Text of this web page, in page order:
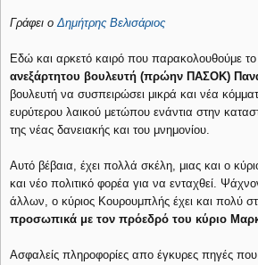
Γράφει οΔημήτρης Βελισάριος
Εδώ και αρκετό καιρό που παρακολουθούμε
ανεξάρτητου βουλευτή (πρώην ΠΑΣΟΚ)
βουλευτή να συσπειρώσει μικρά και νέα
ευρύτερου λαικού μετώπου ενάντια στην
της νέας δανειακής και του μνημονίου.
Αυτό βέβαια, έχει πολλά σκέλη, μιας και ο
και νέο πολιτικό φορέα για να ενταχθεί.
άλλων, ο κύριος Κουρουμπλής έχει και πολύ
προσωπικά με τον πρόεδρό του κύριο
Ασφαλείς πληροφορίες απο έγκυρες πηγές